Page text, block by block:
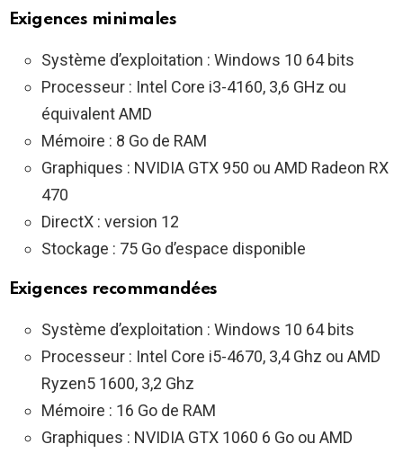
Exigences minimales
Système d’exploitation : Windows 10 64 bits
Processeur : Intel Core i3-4160, 3,6 GHz ou
équivalent AMD
Mémoire : 8 Go de RAM
Graphiques : NVIDIA GTX 950 ou AMD Radeon RX
470
DirectX : version 12
Stockage : 75 Go d’espace disponible
Exigences recommandées
Système d’exploitation : Windows 10 64 bits
Processeur : Intel Core i5-4670, 3,4 Ghz ou AMD
Ryzen5 1600, 3,2 Ghz
Mémoire : 16 Go de RAM
Graphiques : NVIDIA GTX 1060 6 Go ou AMD